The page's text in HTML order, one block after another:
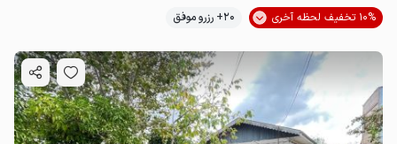
10% تخفیف لحظه آخری
20+ رزرو موفق